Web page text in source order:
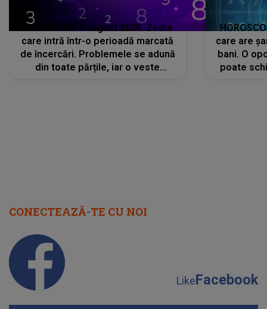
HOROSCOP 7 august 2026. Zodia
care intră într-o perioadă marcată
de încercări. Problemele se adună
din toate părțile, iar o veste
care are
bani. O
poate
CONECTEAZĂ-TE CU NOI
LikeFacebook